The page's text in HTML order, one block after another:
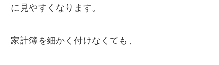
に見やすくなります。
家計簿を細かく付けなくても、